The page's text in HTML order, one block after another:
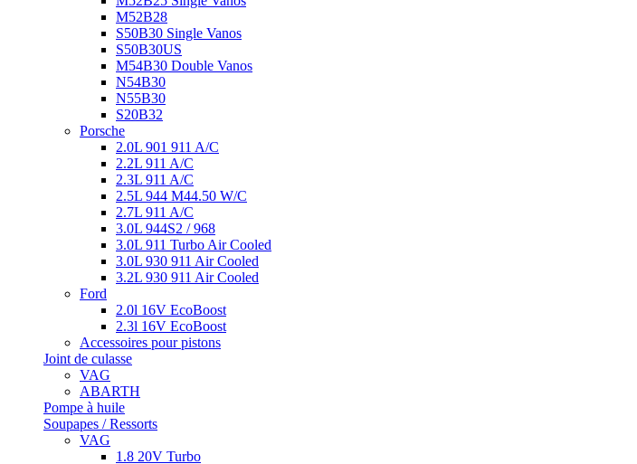
M52B28
S50B30 Single Vanos
S50B30US
M54B30 Double Vanos
N54B30
N55B30
S20B32
Porsche
2.0L 901 911 A/C
2.2L 911 A/C
2.3L 911 A/C
2.5L 944 M44.50 W/C
2.7L 911 A/C
3.0L 944S2 / 968
3.0L 911 Turbo Air Cooled
3.0L 930 911 Air Cooled
3.2L 930 911 Air Cooled
Ford
2.0l 16V EcoBoost
2.3l 16V EcoBoost
Accessoires pour pistons
Joint de culasse
VAG
ABARTH
Pompe à huile
Soupapes / Ressorts
VAG
1.8 20V Turbo